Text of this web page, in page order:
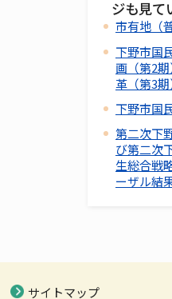
ジも見て
市有地（
下野市国
画（第2
革（第3
下野市国
第二次下
び第二次
生総合戦
ーザル結
サイトマップ